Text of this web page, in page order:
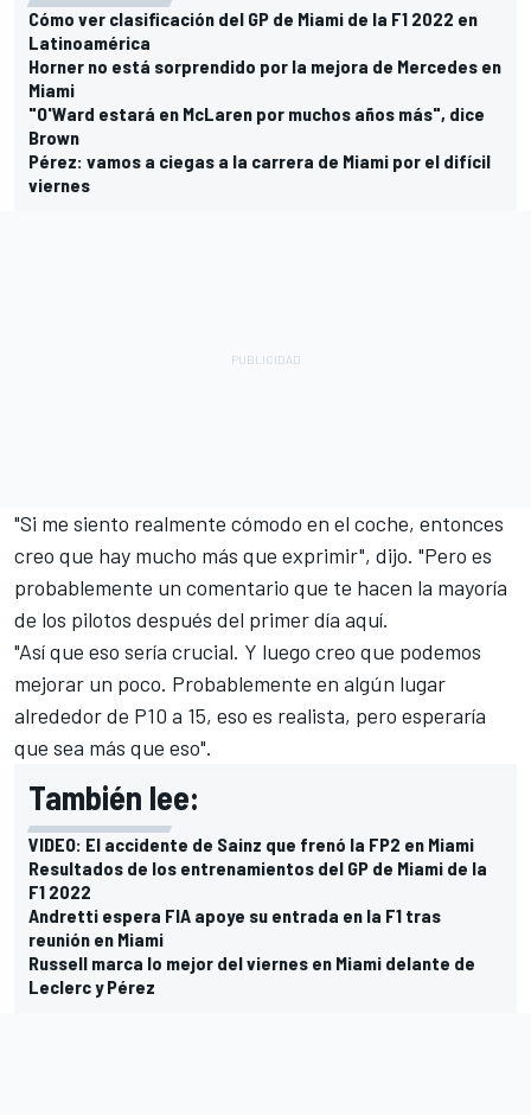
Cómo ver clasificación del GP de Miami de la F1 2022 en
Latinoamérica
Horner no está sorprendido por la mejora de Mercedes en
Miami
"O'Ward estará en McLaren por muchos años más", dice
Brown
Pérez: vamos a ciegas a la carrera de Miami por el difícil
viernes
"Si me siento realmente cómodo en el coche, entonces
creo que hay mucho más que exprimir", dijo. "Pero es
probablemente un comentario que te hacen la mayoría
de los pilotos después del primer día aquí.
"Así que eso sería crucial. Y luego creo que podemos
mejorar un poco. Probablemente en algún lugar
alrededor de P10 a 15, eso es realista, pero esperaría
que sea más que eso".
También lee:
VIDEO: El accidente de Sainz que frenó la FP2 en Miami
Resultados de los entrenamientos del GP de Miami de la
F1 2022
Andretti espera FIA apoye su entrada en la F1 tras
reunión en Miami
Russell marca lo mejor del viernes en Miami delante de
Leclerc y Pérez